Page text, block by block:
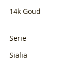
14k Goud
Serie
Sialia